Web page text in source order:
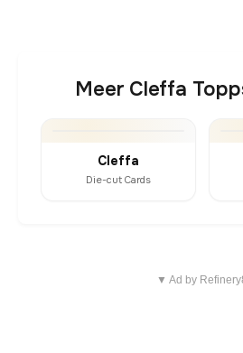
Meer Cleffa
Cleffa
Die-cut Cards
▼ Ad by